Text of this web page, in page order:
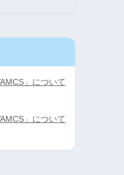
」について
」について